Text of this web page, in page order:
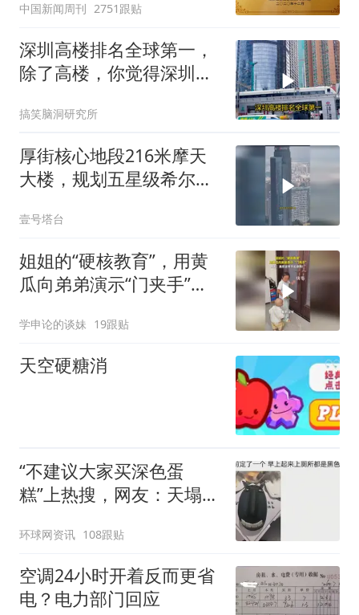
中国新闻周刊 2751跟贴
深圳高楼排名全球第一，
除了高楼，你觉得深圳还
搞笑脑洞研究所
厚街核心地段216米摩天
大楼，规划五星级希尔顿
壹号塔台
姐姐的“硬核教育”，用黄
瓜向弟弟演示“门夹手”，
教！
学申论的谈妹 19跟贴
天空硬糖消
“不建议大家买深色蛋
糕”上热搜，网友：天塌
环球网资讯 108跟贴
空调24小时开着反而更省
电？电力部门回应